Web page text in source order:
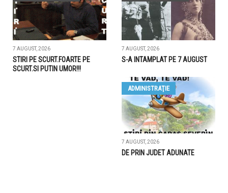
7 AUGUST, 2026
STIRI PE SCURT.FOARTE PE
SCURT.SI PUTIN UMOR!!!
7 AUGUST, 2026
S-A INTAMPLAT PE 7 AUGUST
ADMINISTRAŢIE
7 AUGUST, 2026
DE PRIN JUDET ADUNATE